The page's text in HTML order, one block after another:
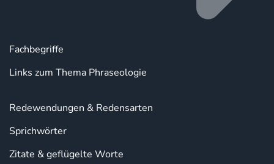
Fachbegriffe
Links zum Thema Phraseologie
Redewendungen & Redensarten
Sprichwörter
Zitate & geflügelte Worte